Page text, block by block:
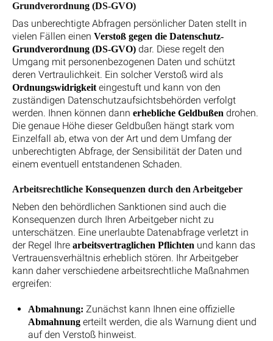
Grundverordnung (DS-GVO)
Das unberechtigte Abfragen persönlicher Daten stellt in
vielen Fällen einen Verstoß gegen die Datenschutz-
Grundverordnung (DS-GVO) dar. Diese regelt den
Umgang mit personenbezogenen Daten und schützt
deren Vertraulichkeit. Ein solcher Verstoß wird als
Ordnungswidrigkeiteingestuft und kann von den
zuständigen Datenschutzaufsichtsbehörden verfolgt
werden. Ihnen können dann erhebliche Geldbußen drohen.
Die genaue Höhe dieser Geldbußen hängt stark vom
Einzelfall ab, etwa von der Art und dem Umfang der
unberechtigten Abfrage, der Sensibilität der Daten und
einem eventuell entstandenen Schaden.
Arbeitsrechtliche Konsequenzen durch den Arbeitgeber
Neben den behördlichen Sanktionen sind auch die
Konsequenzen durch Ihren Arbeitgeber nicht zu
unterschätzen. Eine unerlaubte Datenabfrage verletzt in
der Regel Ihre arbeitsvertraglichen Pflichten und kann das
Vertrauensverhältnis erheblich stören. Ihr Arbeitgeber
kann daher verschiedene arbeitsrechtliche Maßnahmen
ergreifen:
Abmahnung: Zunächst kann Ihnen eine offizielle
Abmahnungerteilt werden, die als Warnung dient und
auf den Verstoß hinweist.